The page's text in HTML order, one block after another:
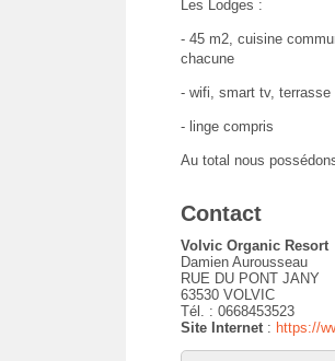
Les Lodges :
- 45 m2, cuisine
chacune
- wifi, smart tv, terrasse
- linge compris
Au total nous
Contact
Volvic Organic Resort
Damien Aurousseau
RUE DU PONT JANY
63530 VOLVIC
Tél. : 0668453523
Site Internet: https://